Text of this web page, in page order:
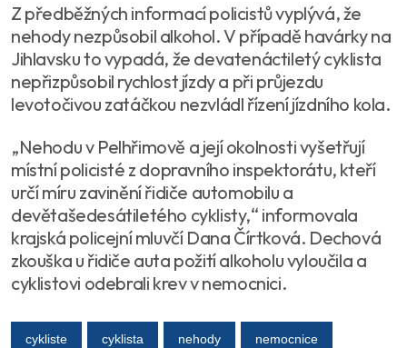
Z předběžných informací policistů vyplývá, že
nehody nezpůsobil alkohol. V případě havárky na
Jihlavsku to vypadá, že devatenáctiletý cyklista
nepřizpůsobil rychlost jízdy a při průjezdu
levotočivou zatáčkou nezvládl řízení jízdního kola.
„Nehodu v Pelhřimově a její okolnosti vyšetřují
místní policisté z dopravního inspektorátu, kteří
určí míru zavinění řidiče automobilu a
devětašedesátiletého cyklisty,“ informovala
krajská policejní mluvčí Dana Čírtková. Dechová
zkouška u řidiče auta požití alkoholu vyloučila a
cyklistovi odebrali krev v nemocnici.
cykliste cyklista nehody nemocnice